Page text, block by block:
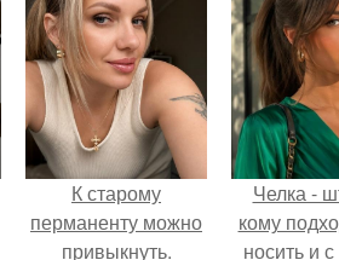
К старому
перманенту можно
привыкнуть.
Челка -
кому
носить и